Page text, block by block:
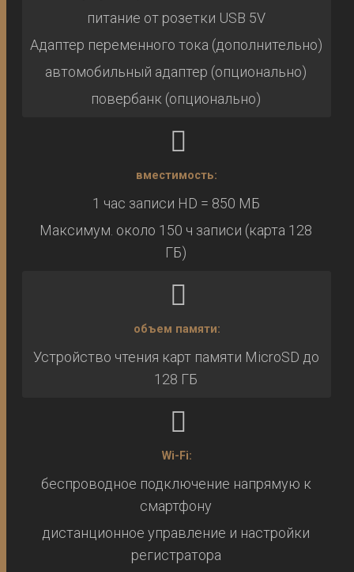
питание от розетки USB 5V
Адаптер переменного тока (дополнительно)
автомобильный адаптер (опционально)
повербанк (опционально)
вместимость:
1 час записи HD = 850 МБ
Максимум. около 150 ч записи (карта 128
ГБ)
объем памяти:
Устройство чтения карт памяти MicroSD до
128 ГБ
Wi-Fi:
беспроводное подключение напрямую к
смартфону
дистанционное управление и настройки
регистратора